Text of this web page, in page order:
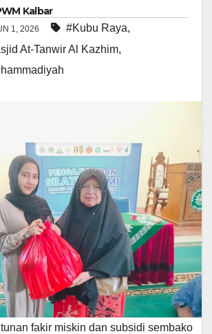
Kalbar
1, 2026 #Kubu Raya,
At-Tanwir Al Kazhim,
fakir miskin dan subsidi sembako